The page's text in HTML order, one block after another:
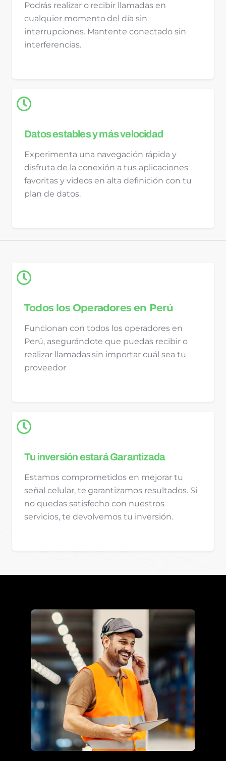
Podrás realizar o recibir llamadas en
cualquier momento del día sin
interrupciones. Mantente conectado sin
interferencias.
Datos estables y más velocidad
Experimenta una navegación rápida y
disfruta de la conexión a tus aplicaciones
favoritas y videos en alta definición con tu
plan de datos.
Todos los Operadores en Perú
Funcionan con todos los operadores en
Perú, asegurándote que puedas recibir o
realizar llamadas sin importar cuál sea tu
proveedor
Tu inversión estará Garantizada
Estamos comprometidos en mejorar tu
señal celular, te garantizamos resultados. Si
no quedas satisfecho con nuestros
servicios, te devolvemos tu inversión.